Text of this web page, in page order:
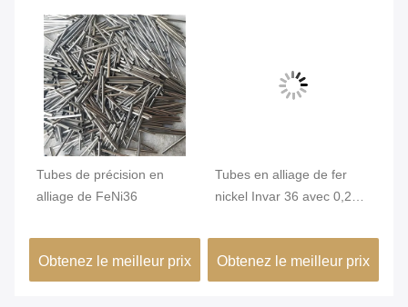
Tubes de précision en
alliage de FeNi36
Obtenez le meilleur prix
Tubes en alliage de fer
nickel Invar 36 avec 0,2
brillante pour une grande
stabilité dimensionnelle
dans les bâtiments verts
Obtenez le meilleur prix